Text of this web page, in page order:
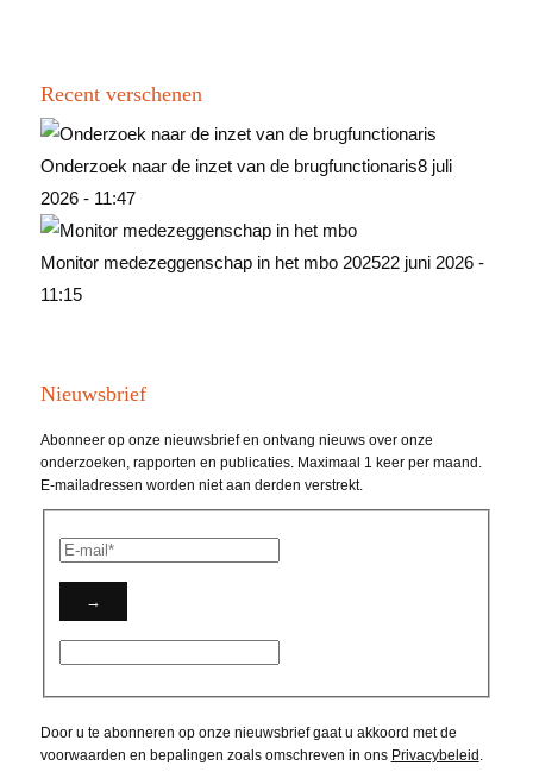
Recent verschenen
Onderzoek naar de inzet van de brugfunctionaris8 juli
2026 - 11:47
Monitor medezeggenschap in het mbo 202522 juni 2026 -
11:15
Nieuwsbrief
Abonneer op onze nieuwsbrief en ontvang nieuws over onze
onderzoeken, rapporten en publicaties. Maximaal 1 keer per maand.
E-mailadressen worden niet aan derden verstrekt.
Door u te abonneren op onze nieuwsbrief gaat u akkoord met de
voorwaarden en bepalingen zoals omschreven in ons Privacybeleid .